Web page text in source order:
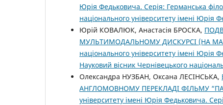
Юрія Федьковича. Серія: Германська
національного університету імені Юрія
Юрій КОВАЛЮК, Анастасія БРОСКА,
МУЛЬТИМОДАЛЬНОМУ ДИСКУРСІ (НА
національного університету імені Юрія
Науковий вісник Чернівецького
Олександра НУЗБАН, Оксана ЛЕСІНСЬКА,
АНГЛОМОВНОМУ ПЕРЕКЛАДІ ФІЛЬМУ
університету імені Юрія Федьковича.